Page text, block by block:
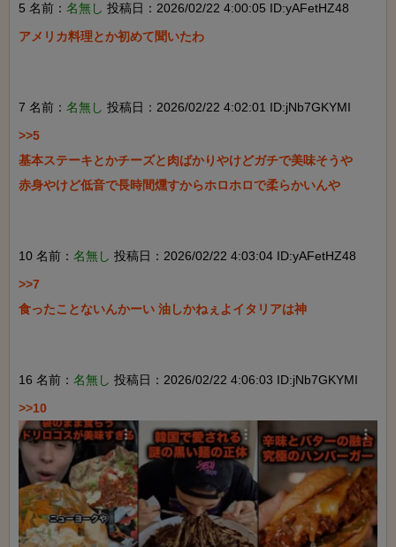
5 名前： 名無し 投稿日：2026/02/22 4:00:05 ID:yAFetHZ48
アメリカ料理とか初めて聞いたわ
7 名前： 名無し 投稿日：2026/02/22 4:02:01 ID:jNb7GKYMI
>>5
基本ステーキとかチーズと肉ばかりやけどガチで美味そうや
赤身やけど低音で長時間燻すからホロホロで柔らかいんや
10 名前： 名無し 投稿日：2026/02/22 4:03:04 ID:yAFetHZ48
>>7
食ったことないんかーい 油しかねぇよイタリアは神
16 名前： 名無し 投稿日：2026/02/22 4:06:03 ID:jNb7GKYMI